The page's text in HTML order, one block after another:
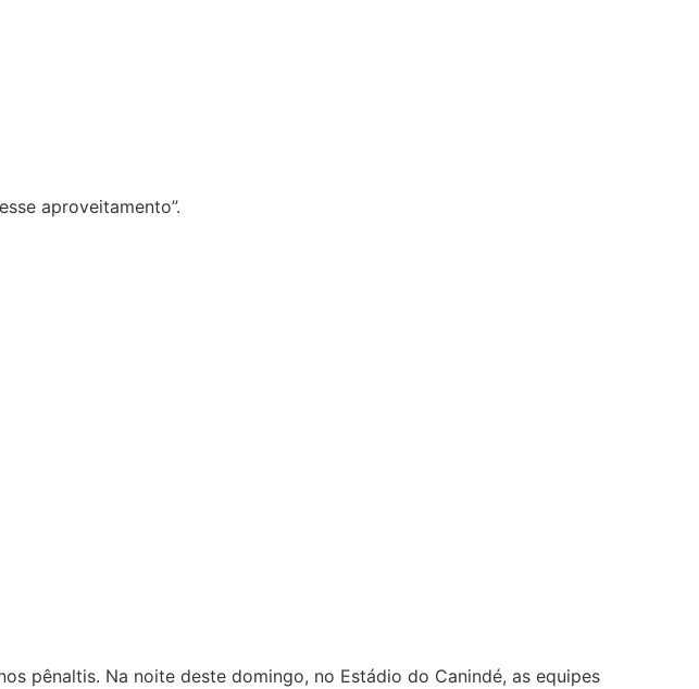
aproveitamento”.
pênaltis. Na noite deste domingo, no Estádio do Canindé, as equipes